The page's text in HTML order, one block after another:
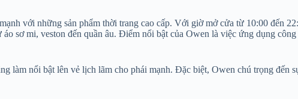
với những sản phẩm thời trang cao cấp. Với giờ mở cửa từ 10:00 đến
sơ mi, veston đến quần âu. Điểm nổi bật của Owen là việc ứng dụng
làm nổi bật lên vẻ lịch lãm cho phái mạnh. Đặc biệt, Owen chú trọng đến